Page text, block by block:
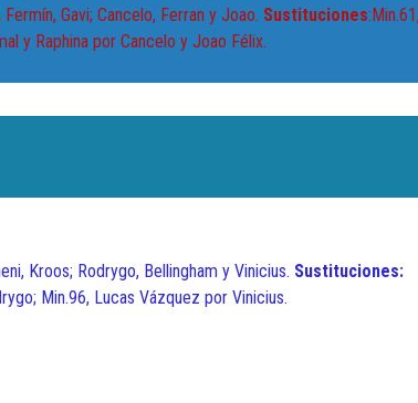
Gavi; Cancelo, Ferran y Joao. Sustituciones:Min.61,
y Raphina por Cancelo y Joao Félix.
Kroos; Rodrygo, Bellingham y Vinicius. Sustituciones:
Min.96, Lucas Vázquez por Vinicius.